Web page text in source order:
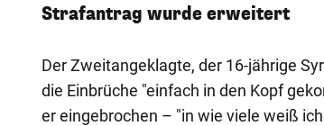
Strafantrag wurde erweitert
Der Zweitangeklagte, der 16-jährige
die Einbrüche "einfach in den Kopf
er eingebrochen – "in wie viele weiß